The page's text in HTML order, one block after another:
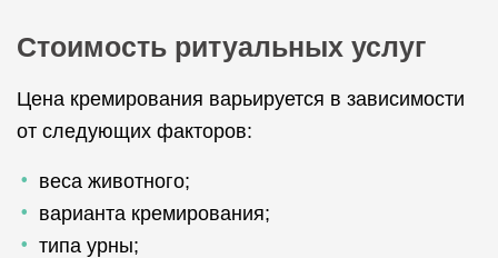
Стоимость ритуальных услуг
Цена кремирования варьируется в зависимости
от следующих факторов:
веса животного;
варианта кремирования;
типа урны;